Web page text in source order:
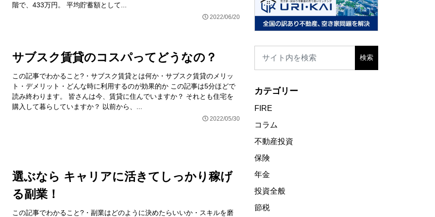
階で、433万円。 平均貯蓄額として...
2022/06/20
サブスク賃貸のコスパってどうなの？
この記事でわかること?・サブスク賃貸とは何か・サブスク賃貸のメリッ
ト・デメリット・どんな時に利用するのが効果的か この記事は5分ほどで
読み終わります。 皆さんは今、賃貸に住んでいますか？ それとも住宅を
購入して暮らしていますか？ 以前から、...
2022/05/30
選ぶなら キャリアに活きてしっかり稼げ
る副業！
この記事でわかること?・副業はどのように決めたらいいか・スキルを磨
カテゴリー
FIRE
コラム
不動産投資
保険
年金
投資全般
節税